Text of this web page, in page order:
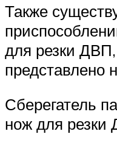
Также
для резки
представлено
Сберегатель
нож для резки